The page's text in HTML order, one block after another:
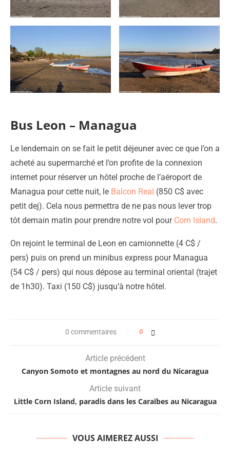
Bus Leon – Managua
Le lendemain on se fait le petit déjeuner avec ce que l’on a
acheté au supermarché et l’on profite de la connexion
internet pour réserver un hôtel proche de l’aéroport de
Managua pour cette nuit, le Balcon Real (850 C$ avec
petit dej). Cela nous permettra de ne pas nous lever trop
tôt demain matin pour prendre notre vol pour Corn Island.
On rejoint le terminal de Leon en camionnette (4 C$ /
pers) puis on prend un minibus express pour Managua
(54 C$ / pers) qui nous dépose au terminal oriental (trajet
de 1h30). Taxi (150 C$) jusqu’à notre hôtel.
0 commentaires 0
Article précédent
Canyon Somoto et montagnes au nord du Nicaragua
Article suivant
Little Corn Island, paradis dans les Caraïbes au Nicaragua
VOUS AIMEREZ AUSSI